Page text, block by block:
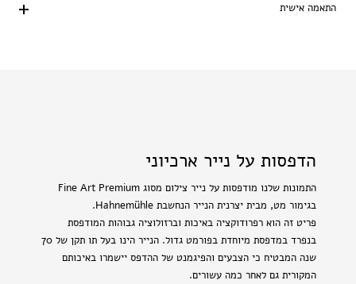
התאמה אישית
הדפסות על נייר ארכיוני
התמונות שלנו מודפסות על נייר צילום מסוג Fine Art Premium
בגימור מט, מבית יצרנית הנייר הנחשבת Hahnemühle.
פריט זה הוא רפרודוקציה באיכות וברזולוציה גבוהות המודפסת
בנפרד במדפסת מיוחדת בפורמט גדול. הנייר הינו בעל תו תקן של 70
שנה המבטיח כי הצבעים והפיגמנט של ההדפס יישמרו באיכותם
המקורית גם לאחר כמה עשורים.